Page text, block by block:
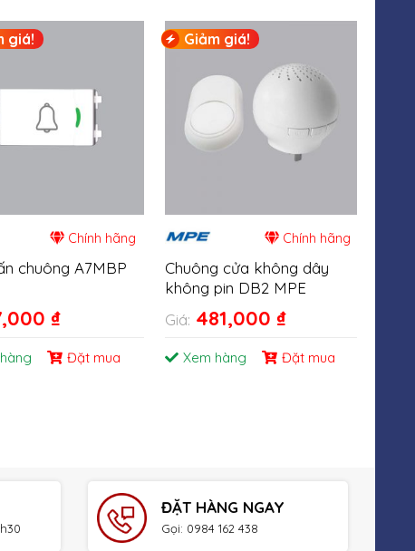
giá!
Chính hãng
chuông A7MBP
₫
Đặt mua
Giảm giá!
Chính hãng
Chuông cửa không dây
không pin DB2 MPE
Giá: 481,000 ₫
Xem hàng Đặt mua
ĐẶT HÀNG NGAY
Gọi: 0984 162 438